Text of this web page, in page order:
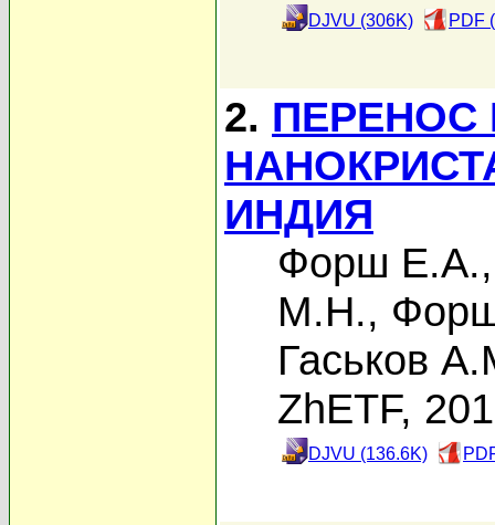
DJVU (306K) PDF
2. ПЕРЕНОС
ИНДИЯ
Форш Е.А.
М.Н.,
Гаськов
ZhETF,
DJVU (136.6K)